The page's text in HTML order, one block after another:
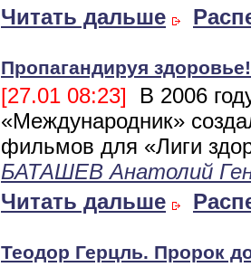
Читать дальше
Пропагандируя здоровье!
[27.01 08:23] В 2006
«Международник»
фильмов для «Лиги
БАТАШЕВ Анатолий
Читать дальше
Теодор Герцль. Пророк